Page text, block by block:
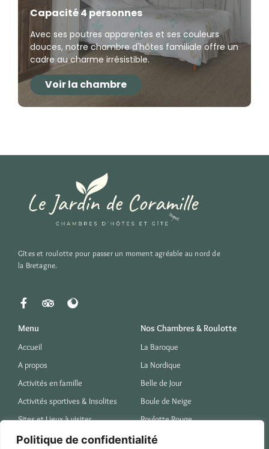
Politique de confidentialité
Capacité 4 personnes
Avec ses poutres apparentes et ses couleurs
douces, notre chambre d'hôtes familiale offre un
cadre au charme irrésistible.
Voir la chambre
Gîtes et roulotte pour passer un moment agréable au nord de
la Bretagne.
Menu
Accueil
A propos
Activités en famille
Activités sportives & Insolites
Sites et Lieux à visiter
Chouette il pleut
Nos Chambres & Roulotte
La Baroque
La Nordique
Belle de Jour
Boule de Neige
Roulotte Rouge